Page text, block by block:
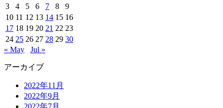
3
4 5 6 7 8
9
10 11 12 13 14 15 16
17 18 19 20 21 22 23
24 25 26 27 28 29 30
« May
Jul »
アーカイブ
2022年11月
2022年9月
2022年7月